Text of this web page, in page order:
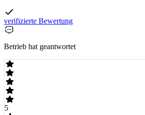
verifizierte Bewertung
Betrieb hat geantwortet
5